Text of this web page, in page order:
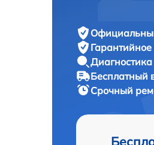
Бесплатный
Срочный